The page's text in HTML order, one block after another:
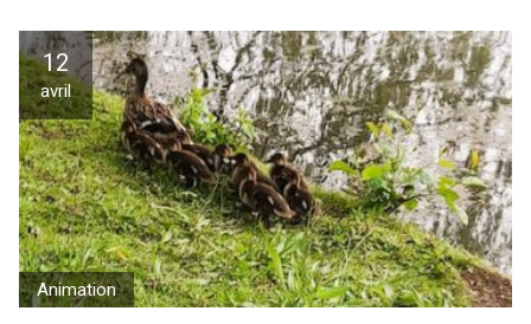
12
avril
Animation